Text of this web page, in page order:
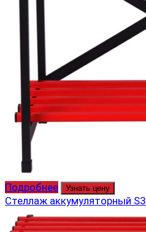
Подробнее Узнать цену
Стеллаж аккумуляторный S3